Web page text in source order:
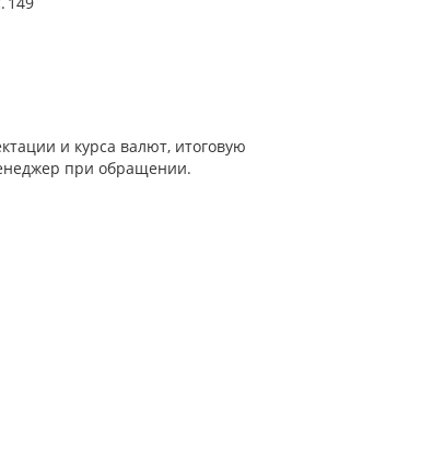
и курса валют, итоговую
при обращении.